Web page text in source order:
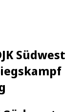
Südwest